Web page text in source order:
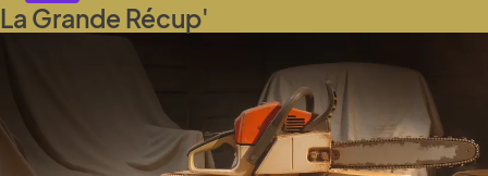
La Grande Récup'